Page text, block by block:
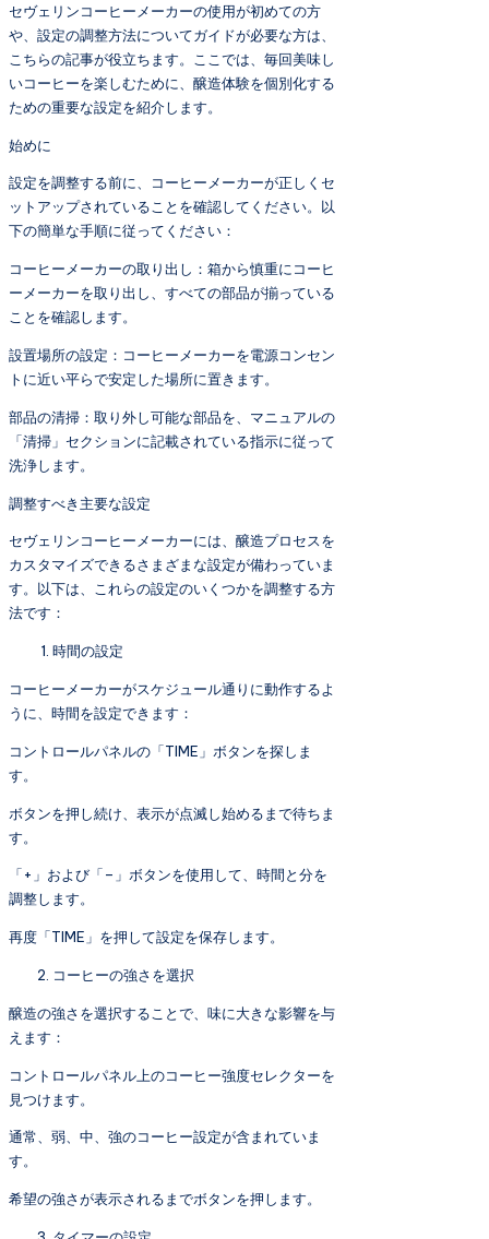
セヴェリンコーヒーメーカーの使用が初めての方
や、設定の調整方法についてガイドが必要な方は、
こちらの記事が役立ちます。ここでは、毎回美味し
いコーヒーを楽しむために、醸造体験を個別化する
ための重要な設定を紹介します。
始めに
設定を調整する前に、コーヒーメーカーが正しくセ
ットアップされていることを確認してください。以
下の簡単な手順に従ってください：
コーヒーメーカーの取り出し：箱から慎重にコーヒ
ーメーカーを取り出し、すべての部品が揃っている
ことを確認します。
設置場所の設定：コーヒーメーカーを電源コンセン
トに近い平らで安定した場所に置きます。
部品の清掃：取り外し可能な部品を、マニュアルの
「清掃」セクションに記載されている指示に従って
洗浄します。
調整すべき主要な設定
セヴェリンコーヒーメーカーには、醸造プロセスを
カスタマイズできるさまざまな設定が備わっていま
す。以下は、これらの設定のいくつかを調整する方
法です：
時間の設定
コーヒーメーカーがスケジュール通りに動作するよ
うに、時間を設定できます：
コントロールパネルの「TIME」ボタンを探しま
す。
ボタンを押し続け、表示が点滅し始めるまで待ちま
す。
「+」および「–」ボタンを使用して、時間と分を
調整します。
再度「TIME」を押して設定を保存します。
コーヒーの強さを選択
醸造の強さを選択することで、味に大きな影響を与
えます：
コントロールパネル上のコーヒー強度セレクターを
見つけます。
通常、弱、中、強のコーヒー設定が含まれていま
す。
希望の強さが表示されるまでボタンを押します。